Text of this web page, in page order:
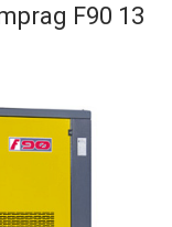
F90 13